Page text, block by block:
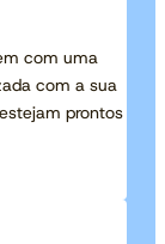
com uma
com a sua
prontos